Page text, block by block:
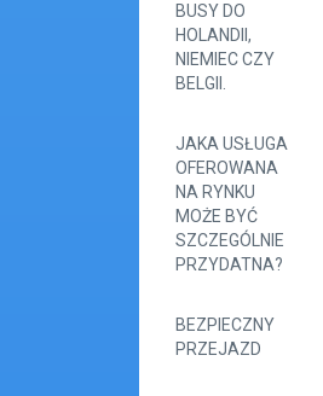
BUSY DO
HOLANDII,
NIEMIEC CZY
BELGII.
JAKA USŁUGA
OFEROWANA
NA RYNKU
MOŻE BYĆ
SZCZEGÓLNIE
PRZYDATNA?
BEZPIECZNY
PRZEJAZD